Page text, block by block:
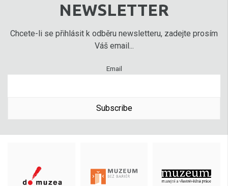
NEWSLETTER
Chcete-li se přihlásit k odběru newsletteru, zadejte prosím
Váš email...
Email
Subscribe